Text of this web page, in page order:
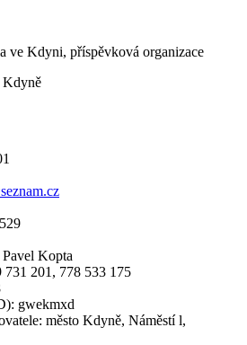
ve Kdyni, příspěvková organizace
Kdyně
Kopta
731 201, 778 533 175
gwekmxd
město Kdyně, Náměstí l,